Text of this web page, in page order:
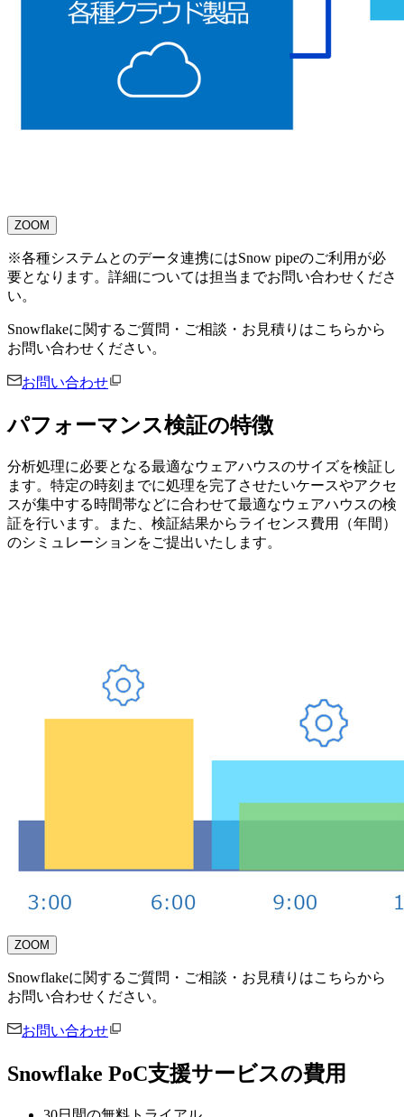
ZOOM
※各種システムとのデータ連携にはSnow pipeのご利用が必
要となります。詳細については担当までお問い合わせくださ
い。
Snowflakeに関するご質問・ご相談・お見積りはこちらから
お問い合わせください。
お問い合わせ
パフォーマンス検証の特徴
分析処理に必要となる最適なウェアハウスのサイズを検証し
ます。特定の時刻までに処理を完了させたいケースやアクセ
スが集中する時間帯などに合わせて最適なウェアハウスの検
証を行います。また、検証結果からライセンス費用（年間）
のシミュレーションをご提出いたします。
ZOOM
Snowflakeに関するご質問・ご相談・お見積りはこちらから
お問い合わせください。
お問い合わせ
Snowflake PoC支援サービスの費用